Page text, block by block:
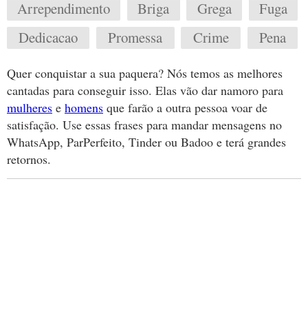
Arrependimento
Briga Grega
Fuga
Dedicacao
Promessa Crime Pena
Quer conquistar a sua paquera? Nós temos as melhores
cantadas para conseguir isso. Elas vão dar namoro para
mulheres e homens que farão a outra pessoa voar de
satisfação. Use essas frases para mandar mensagens no
WhatsApp, ParPerfeito, Tinder ou Badoo e terá grandes
retornos.